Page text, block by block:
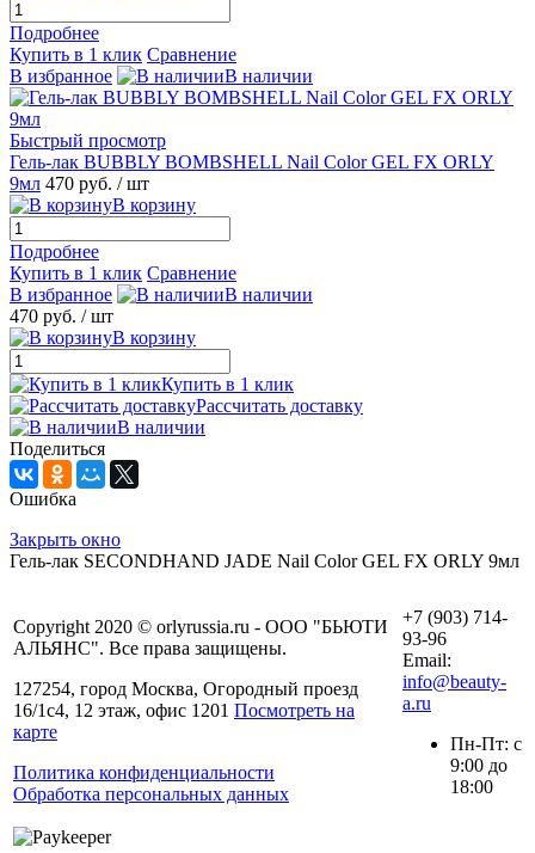
Подробнее
Купить в 1 клик Сравнение
В избранное
В наличии
Быстрый просмотр
Гель-лак BUBBLY BOMBSHELL Nail Color GEL FX ORLY
9мл 470 руб. / шт
В корзину
Подробнее
Купить в 1 клик Сравнение
В избранное
В наличии
470 руб. / шт
В корзину
Купить в 1 клик
Рассчитать доставку
В наличии
Поделиться
Ошибка
Закрыть окно
Гель-лак SECONDHAND JADE Nail Color GEL FX ORLY 9мл
Copyright 2020 © orlyrussia.ru - ООО "БЬЮТИ
АЛЬЯНС". Все права защищены.
127254, город Москва, Огородный проезд
16/1с4, 12 этаж, офис 1201 Посмотреть на
карте
Политика конфиденциальности
Обработка персональных данных
+7 (903) 714-
93-96
Email:
info@beauty-
a.ru
Пн-Пт: с
9:00 до
18:00